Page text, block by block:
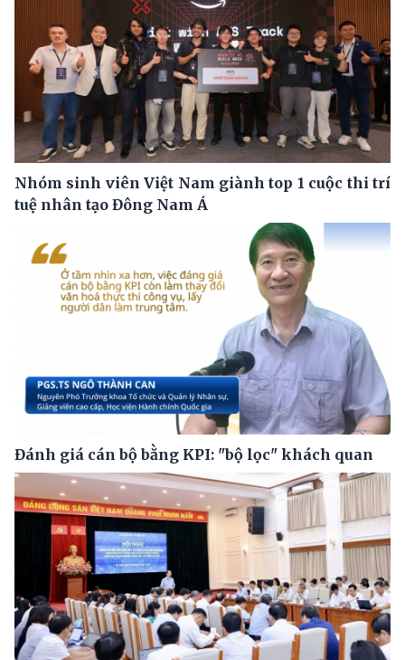
Nhóm sinh viên Việt Nam giành top 1 cuộc thi trí
tuệ nhân tạo Đông Nam Á
Đánh giá cán bộ bằng KPI: "bộ lọc" khách quan